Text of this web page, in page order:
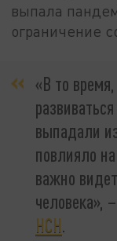
выпала
ограничение
«В то
выпадали
повлияло
важно
человека»,
НСН.